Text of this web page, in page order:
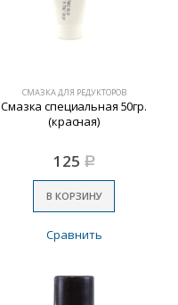
СМАЗКА ДЛЯ РЕДУКТОРОВ
Смазка специальная 50гр.
(красная)
125 Р
В КОРЗИНУ
Сравнить